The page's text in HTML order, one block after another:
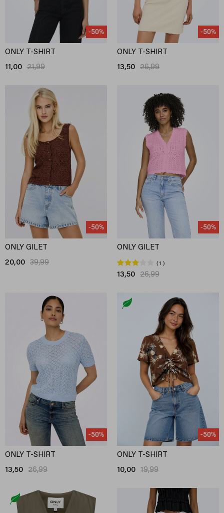
-50%
ONLY T-SHIRT
11,00 21,99
-50%
ONLY T-SHIRT
13,50 26,99
-50%
ONLY GILET
20,00 39,99
-50%
ONLY GILET
1
13,50 26,99
-50%
ONLY T-SHIRT
13,50 26,99
-50%
ONLY T-SHIRT
10,00 19,99